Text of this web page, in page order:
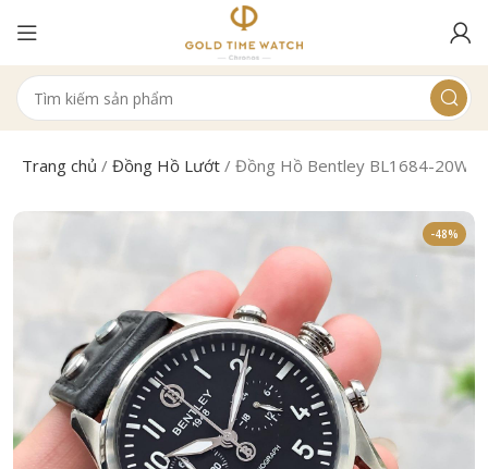
Trang chủ /Đồng Hồ Lướt /Đồng Hồ Bentley BL1684-
-48%